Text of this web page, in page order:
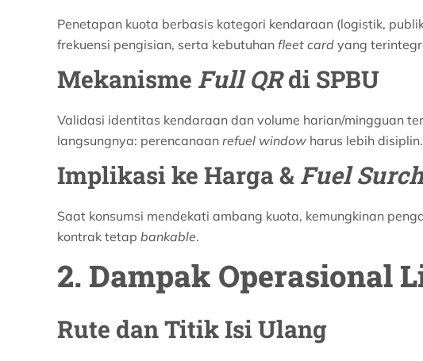
Penetapan kuota berbasis kategori kendaraan (logistik,
frekuensi pengisian, serta kebutuhan fleet card yang
Mekanisme Full QRdi SPBU
Validasi identitas kendaraan dan volume harian/mingguan
langsungnya: perencanaan refuel window harus lebih disiplin.
Implikasi ke Harga & Fuel
Saat konsumsi mendekati ambang kuota, kemungkinan
kontrak tetap bankable.
2. Dampak Operasional
Rute dan Titik Isi Ulang